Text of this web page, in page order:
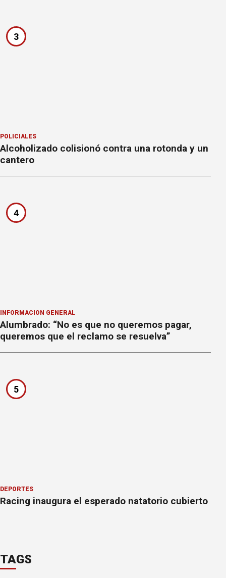
3
POLICIALES
Alcoholizado colisionó contra una rotonda y un
cantero
4
INFORMACION GENERAL
Alumbrado: “No es que no queremos pagar,
queremos que el reclamo se resuelva”
5
DEPORTES
Racing inaugura el esperado natatorio cubierto
TAGS